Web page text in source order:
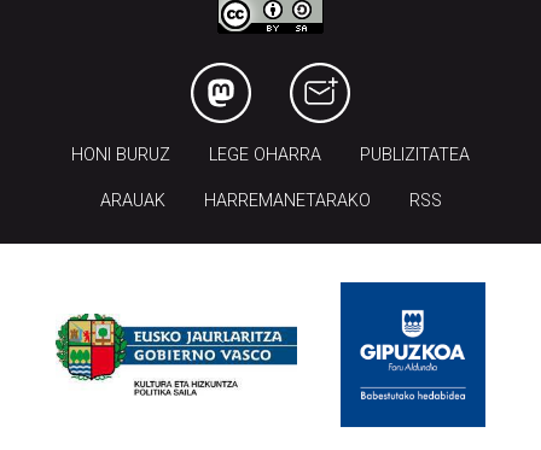
HONI BURUZ LEGE OHARRA PUBLIZITATEA
ARAUAK HARREMANETARAKO RSS